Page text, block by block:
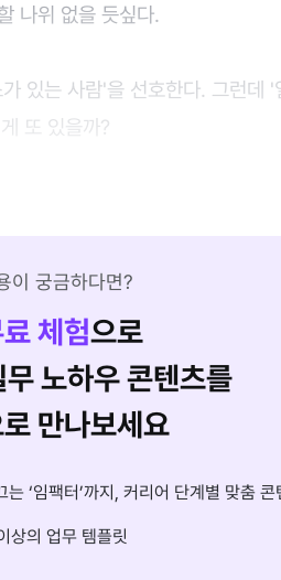
나위 없을 듯싶다.
있는 사람'을 선호한다. 그런데 '
또 있을까?
이 궁금하다면?
체험으로
노하우 콘텐츠를
만나보세요
‘임팩터’까지, 커리어 단계별 맞춤 콘
상의 업무 템플릿